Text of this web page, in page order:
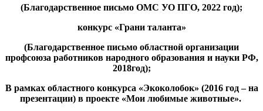
(Благодарственное письмо ОМС УО ПГО, 2022 год);
конкурс «Грани таланта»
(Благодарственное письмо областной организации
профсоюза работников народного образования и науки РФ,
2018год);
В рамках областного конкурса «Экоколобок» (2016 год – на
презентации) в проекте «Мои любимые животные».